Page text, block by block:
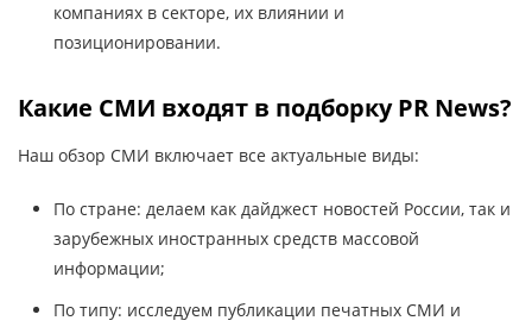
компаниях в секторе, их влиянии и
позиционировании.
Какие СМИ входят в подборку PR News?
Наш обзор СМИ включает все актуальные виды:
По стране: делаем как дайджест новостей России, так и
зарубежных иностранных средств массовой
информации;
По типу: исследуем публикации печатных СМИ и